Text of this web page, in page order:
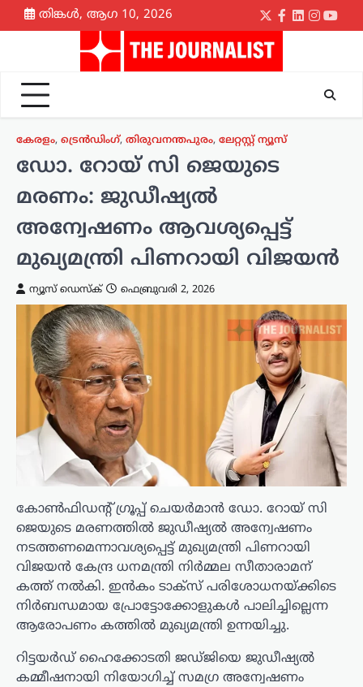
Skip
to
തിങ്കൾ, ആഗ 10, 2026
Twitter
Facebook
LinkedIn
കേരളം, ട്രെൻഡിംഗ്, തിരുവനന്തപുരം, ലേറ്റസ്റ്റ് ന്യൂസ്
ഡോ. റോയ് സി ജെയുടെ
മരണം: ജുഡീഷ്യൽ
അന്വേഷണം ആവശ്യപ്പെട്ട്
മുഖ്യമന്ത്രി പിണറായി വിജയൻ
ന്യൂസ് ഡെസ്ക് ഫെബ്രുവരി 2, 2026
കോൺഫിഡന്റ് ഗ്രൂപ്പ് ചെയർമാൻ ഡോ. റോയ് സി
ജെയുടെ മരണത്തിൽ ജുഡീഷ്യൽ അന്വേഷണം
നടത്തണമെന്നാവശ്യപ്പെട്ട് മുഖ്യമന്ത്രി പിണറായി
വിജയൻ കേന്ദ്ര ധനമന്ത്രി നിർമ്മല സീതാരാമന്
കത്ത് നൽകി. ഇൻകം ടാക്‌സ് പരിശോധനയ്ക്കിടെ
നിർബന്ധമായ പ്രോട്ടോക്കോളുകൾ പാലിച്ചില്ലെന്ന
ആരോപണം കത്തിൽ മുഖ്യമന്ത്രി ഉന്നയിച്ചു.
റിട്ടയർഡ് ഹൈക്കോടതി ജഡ്ജിയെ ജുഡീഷ്യൽ
കമ്മീഷനായി നിയോഗിച്ച് സമഗ്ര അന്വേഷണം